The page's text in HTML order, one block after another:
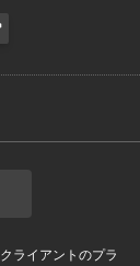
クライアントのプラ